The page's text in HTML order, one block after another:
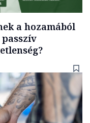
a hozamából